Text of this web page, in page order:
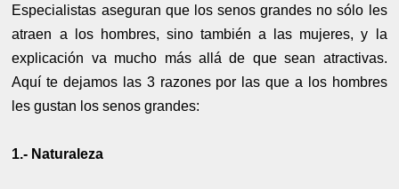
Especialistas aseguran que los senos grandes no sólo les
atraen a los hombres, sino también a las mujeres, y la
explicación va mucho más allá de que sean atractivas.
Aquí te dejamos las 3 razones por las que a los hombres
les gustan los senos grandes:
1.- Naturaleza